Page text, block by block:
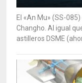
El «An Mu» (SS-
Changho. Al igual
astilleros DSME